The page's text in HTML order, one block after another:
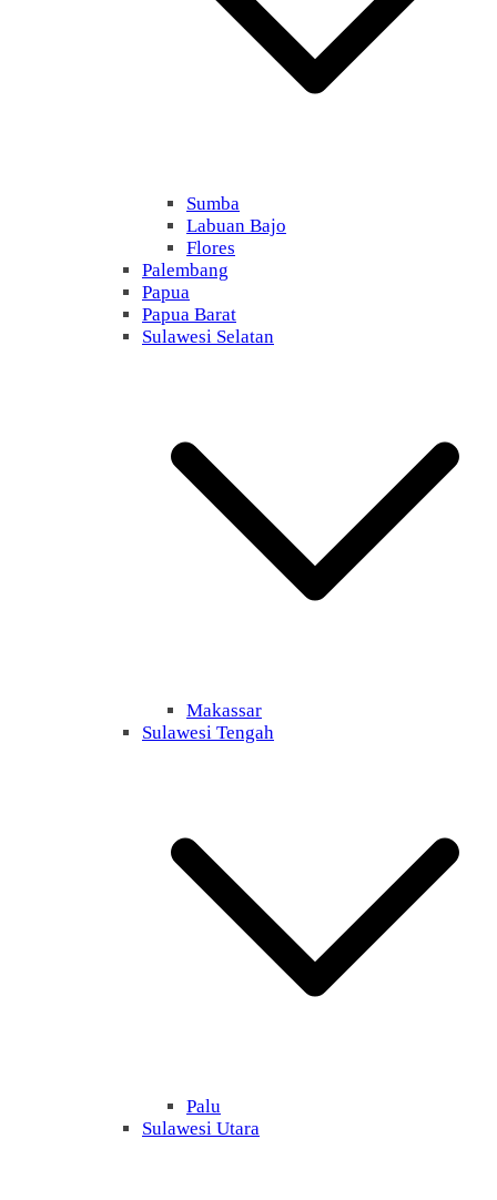
Sumba
Labuan Bajo
Flores
Palembang
Papua
Papua Barat
Sulawesi Selatan
Makassar
Sulawesi Tengah
Palu
Sulawesi Utara